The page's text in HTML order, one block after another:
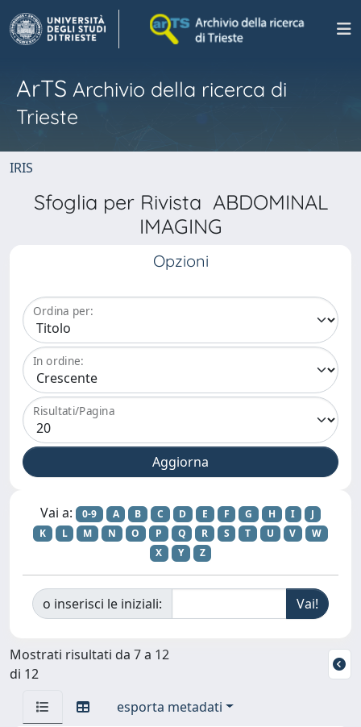
ArTS Archivio della ricerca di
Trieste
IRIS
Sfoglia per Rivista ABDOMINAL
IMAGING
Opzioni
Ordina per:
In ordine:
Risultati/Pagina
Vai a: 0-9 A B C D E F G H I
J
K
L M N O P Q R S T U V
W
X
Y Z
o inserisci le iniziali:
Mostrati risultati da 7 a 12
di 12
esporta metadati